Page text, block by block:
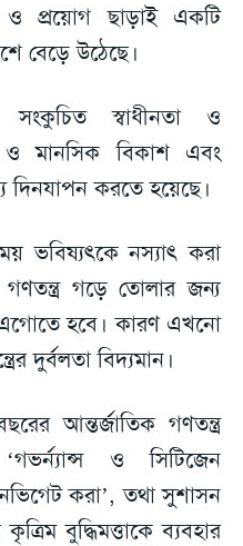
ও প্রয়োগ ছাড়াই একটি
বেড়ে উঠেছে।
স্বাধীনতা ও
মানসিক বিকাশ এবং
দিনযাপন করতে হয়েছে।
ভবিষ্যৎকে নস্যাৎ করা
গড়ে তোলার জন্য
হবে। কারণ এখনো
দুর্বলতা বিদ্যমান।
আন্তর্জাতিক গণতন্ত্র
ও সিটিজেন
করা’, তথা সুশাসন
বুদ্ধিমত্তাকে ব্যবহার